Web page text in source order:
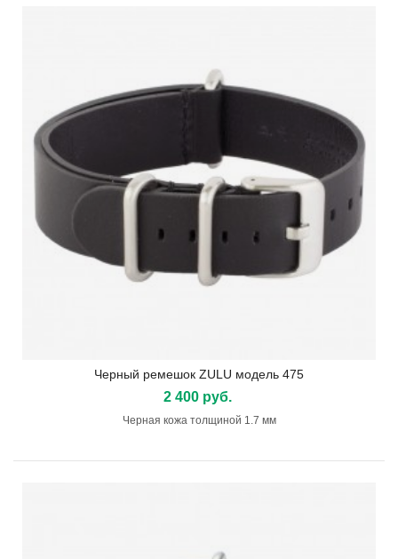
Черный ремешок ZULU модель 475
2 400 руб.
Черная кожа толщиной 1.7 мм